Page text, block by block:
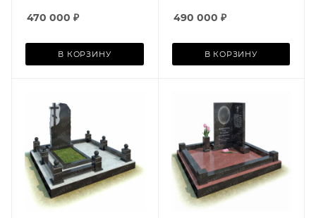
470 000 ₽
В КОРЗИНУ
490 000 ₽
В КОРЗИНУ